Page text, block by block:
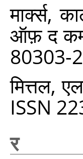
मार्क्स,
ऑफ़ द
80303-
मित्तल,
ISSN
र